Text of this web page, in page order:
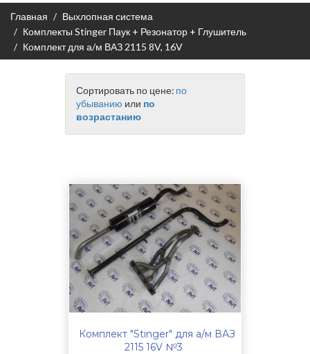
Главная
Выхлопная система
Комплекты Stinger Паук + Резонатор + Глушитель
Комплект для а/м ВАЗ 2115 8V, 16V
Сортировать по цене: по
убыванию или по
возрастанию
Комплект "Stinger" для а/м ВАЗ
2115 16V №3